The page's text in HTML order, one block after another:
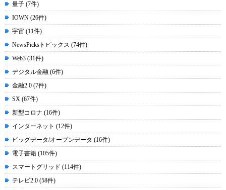
量子 (7件)
IOWN (26件)
宇宙 (11件)
NewsPicksトピックス (74件)
Web3 (31件)
デジタル金融 (6件)
金融2.0 (7件)
SX (67件)
新型コロナ (16件)
インターネット (12件)
ビッグデータ/オープンデータ (16件)
電子書籍 (105件)
スマートグリッド (114件)
テレビ2.0 (58件)